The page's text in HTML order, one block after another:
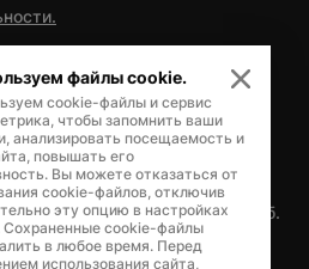
Поздеев
внутренней политики Ямало-
Богдана Кнунянца, д.1, каб.
файлы cookie.
cookie-файлы и сервис
чтобы запомнить ваши
анализировать посещаемость и
повышать его
Вы можете отказаться от
cookie-файлов, отключив
эту опцию в настройках
Сохраненные cookie-файлы
в любое время. Перед
использования сайта,